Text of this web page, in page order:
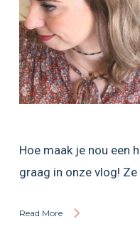
Hoe maak je nou een
graag in onze vlog!
Read More